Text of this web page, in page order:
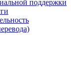
поддержки